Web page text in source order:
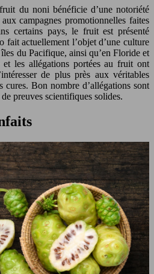
du noni bénéficie d’une notoriété
campagnes promotionnelles faites
certains pays, le fruit est présenté
fait actuellement l’objet d’une culture
du Pacifique, ainsi qu’en Floride et
les allégations portées au fruit ont
de plus près aux véritables
Bon nombre d’allégations sont
preuves scientifiques solides.